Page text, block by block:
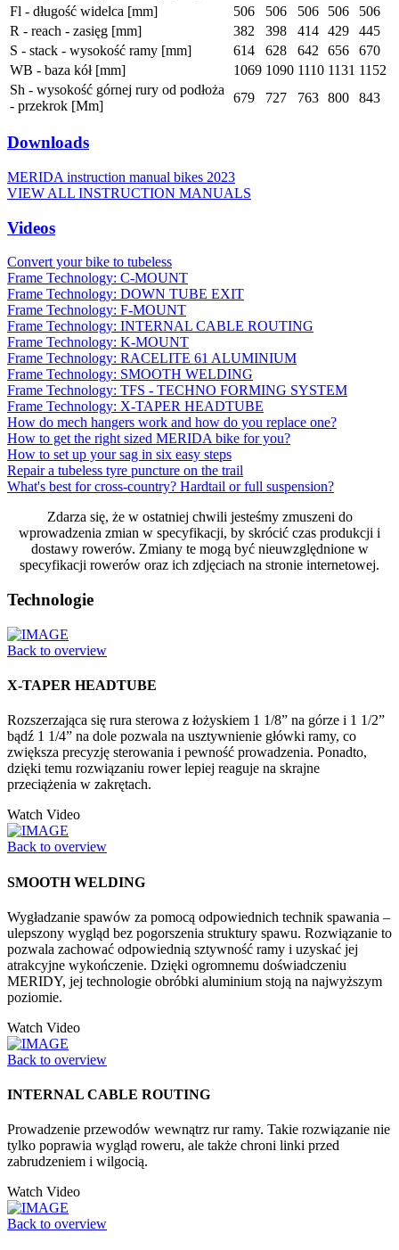
Fl - długość widelca [mm]
506 506 506 506
506
R - reach - zasięg [mm]
382 398 414 429
445
S - stack - wysokość ramy [mm]
614 628 642 656
670
WB - baza kół [mm]
1069 1090 1110 1131 1152
Sh - wysokość górnej rury od podłoża
- przekrok [Mm]
679 727 763 800 843
Downloads
MERIDA instruction manual bikes 2023
VIEW ALL INSTRUCTION MANUALS
Videos
Convert your bike to tubeless
Frame Technology: C-MOUNT
Frame Technology: DOWN TUBE EXIT
Frame Technology: F-MOUNT
Frame Technology: INTERNAL CABLE ROUTING
Frame Technology: K-MOUNT
Frame Technology: RACELITE 61 ALUMINIUM
Frame Technology: SMOOTH WELDING
Frame Technology: TFS - TECHNO FORMING SYSTEM
Frame Technology: X-TAPER HEADTUBE
How do mech hangers work and how do you replace one?
How to get the right sized MERIDA bike for you?
How to set up your sag in six easy steps
Repair a tubeless tyre puncture on the trail
What's best for cross-country? Hardtail or full suspension?
Zdarza się, że w ostatniej chwili jesteśmy zmuszeni do
wprowadzenia zmian w specyfikacji, by skrócić czas produkcji i
dostawy rowerów. Zmiany te mogą być nieuwzględnione w
specyfikacji rowerów oraz ich zdjęciach na stronie internetowej.
Technologie
Back to overview
X-TAPER HEADTUBE
Rozszerzająca się rura sterowa z łożyskiem 1 1/8” na górze i 1 1/2”
bądź 1 1/4” na dole pozwala na usztywnienie główki ramy, co
zwiększa precyzję sterowania i pewność prowadzenia. Ponadto,
dzięki temu rozwiązaniu rower lepiej reaguje na skrajne
przeciążenia w zakrętach.
Watch Video
Back to overview
SMOOTH WELDING
Wygładzanie spawów za pomocą odpowiednich technik spawania –
ulepszony wygląd bez pogorszenia struktury spawu. Rozwiązanie to
pozwala zachować odpowiednią sztywność ramy i uzyskać jej
atrakcyjne wykończenie. Dzięki ogromnemu doświadczeniu
MERIDY, jej technologie obróbki aluminium stoją na najwyższym
poziomie.
Watch Video
Back to overview
INTERNAL CABLE ROUTING
Prowadzenie przewodów wewnątrz rur ramy. Takie rozwiązanie nie
tylko poprawia wygląd roweru, ale także chroni linki przed
zabrudzeniem i wilgocią.
Watch Video
Back to overview